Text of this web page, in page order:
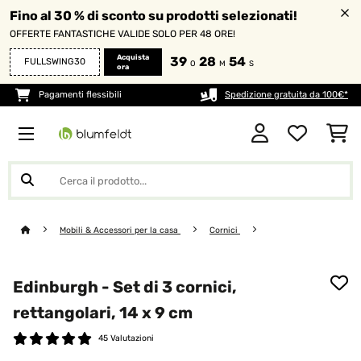
Fino al 30 % di sconto su prodotti selezionati!
OFFERTE FANTASTICHE VALIDE SOLO PER 48 ORE!
FULLSWING30
Acquista
ora
39 O 28 M 53 S
Pagamenti flessibili Spedizione gratuita da 100€*
Mobili & Accessori per la casa Cornici
Edinburgh - Set di 3 cornici,
rettangolari, 14 x 9 cm
45 Valutazioni